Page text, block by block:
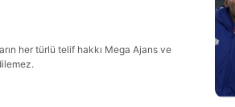
her türlü telif hakkı Mega Ajans ve